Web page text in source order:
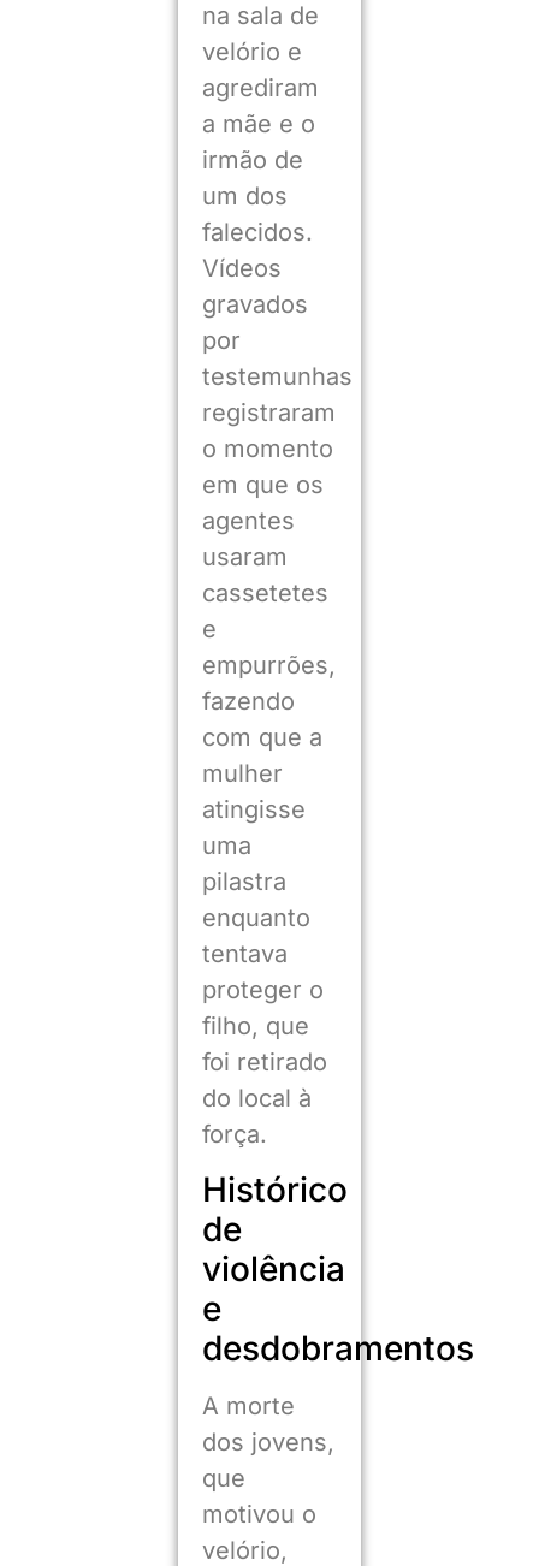
na sala de
velório e
agrediram
a mãe e o
irmão de
um dos
falecidos.
Vídeos
gravados
por
testemunhas
registraram
o momento
em que os
agentes
usaram
cassetetes
e
empurrões,
fazendo
com que a
mulher
atingisse
uma
pilastra
enquanto
tentava
proteger o
filho, que
foi retirado
do local à
força.
Histórico
de
violência
e
desdobramentos
A morte
dos jovens,
que
motivou o
velório,